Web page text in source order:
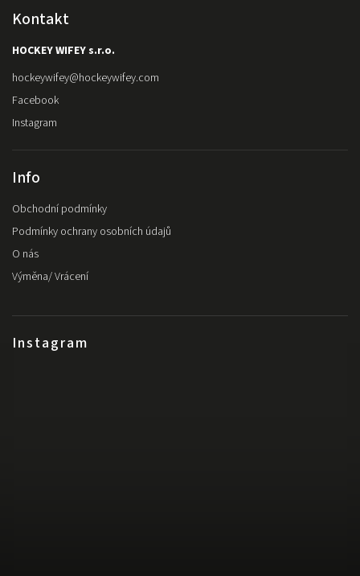
Kontakt
HOCKEY WIFEY s.r.o.
hockeywifey@hockeywifey.com
Facebook
Instagram
Instagram
Info
Obchodní podmínky
Podmínky ochrany osobních údajů
O nás
Výměna/ Vrácení